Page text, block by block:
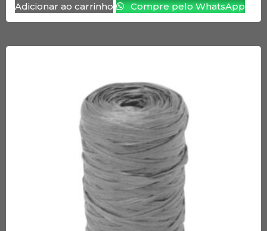
Adicionar ao carrinho Compre pelo WhatsApp